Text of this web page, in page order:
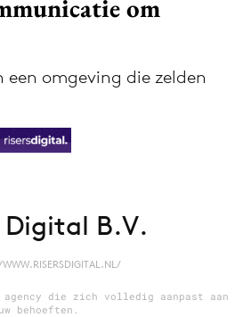
de app
via de Adformatie
app
om
een omgeving die zelden
Digital B.V.
die zich volledig aanpast aan
behoeften.